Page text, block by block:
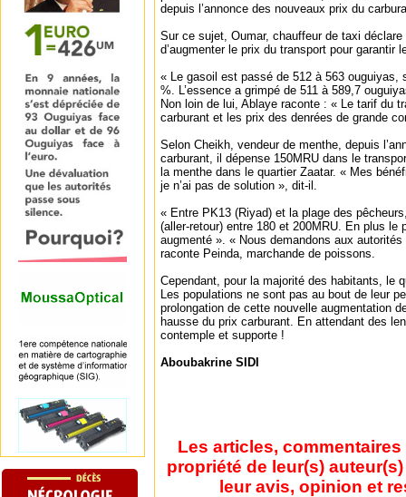
depuis l’annonce des nouveaux prix du
Sur ce sujet, Oumar, chauffeur de taxi
d’augmenter le prix du transport pour garantir
« Le gasoil est passé de 512 à 563 ouguiyas,
%. L’essence a grimpé de 511 à 589,7
Non loin de lui, Ablaye raconte : « Le tarif du
carburant et les prix des denrées de grande
Selon Cheikh, vendeur de menthe, depuis
carburant, il dépense 150MRU dans le
la menthe dans le quartier Zaatar. « Mes
je n’ai pas de solution », dit-il.
« Entre PK13 (Riyad) et la plage des
(aller-retour) entre 180 et 200MRU. En plus le
augmenté ». « Nous demandons aux
raconte Peinda, marchande de poissons.
Cependant, pour la majorité des habitants, le
Les populations ne sont pas au bout de leur
prolongation de cette nouvelle augmentation
hausse du prix carburant. En attendant des
contemple et supporte !
Aboubakrine SIDI
Les articles,
propriété de leur(s)
leur avis, opinion et